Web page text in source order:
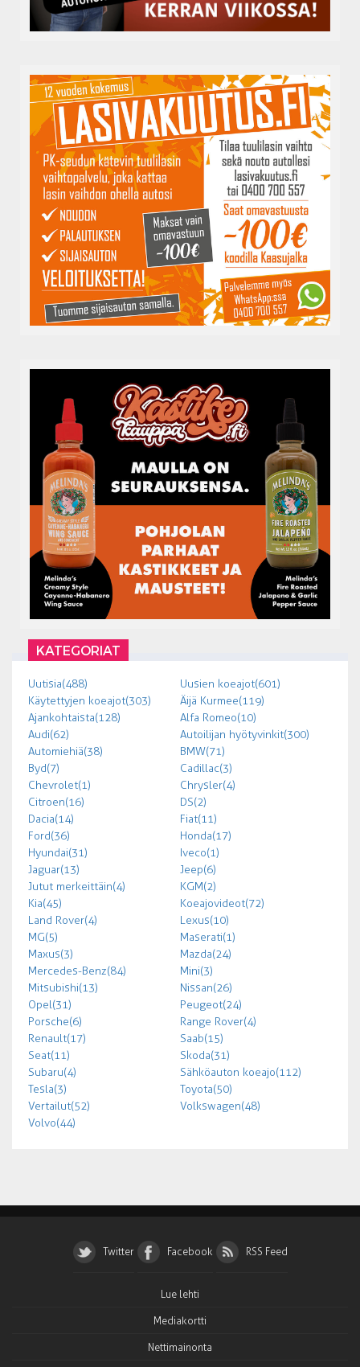
KATEGORIAT
Uutisia (488)
Uusien koeajot (601)
Käytettyjen koeajot (303)
Äijä Kurmee (119)
Ajankohtaista (128)
Alfa Romeo (10)
Audi (62)
Autoilijan hyötyvinkit (300)
Automiehiä (38)
BMW (71)
Byd (7)
Cadillac (3)
Chevrolet (1)
Chrysler (4)
Citroen (16)
DS (2)
Dacia (14)
Fiat (11)
Ford (36)
Honda (17)
Hyundai (31)
Iveco (1)
Jaguar (13)
Jeep (6)
Jutut merkeittäin (4)
KGM (2)
Kia (45)
Koeajovideot (72)
Land Rover (4)
Lexus (10)
MG (5)
Maserati (1)
Maxus (3)
Mazda (24)
Mercedes-Benz (84)
Mini (3)
Mitsubishi (13)
Nissan (26)
Opel (31)
Peugeot (24)
Porsche (6)
Range Rover (4)
Renault (17)
Saab (15)
Seat (11)
Skoda (31)
Subaru (4)
Sähköauton koeajo (112)
Tesla (3)
Toyota (50)
Vertailut (52)
Volkswagen (48)
Volvo (44)
Twitter Facebook RSS Feed
Lue lehti
Mediakortti
Nettimainonta